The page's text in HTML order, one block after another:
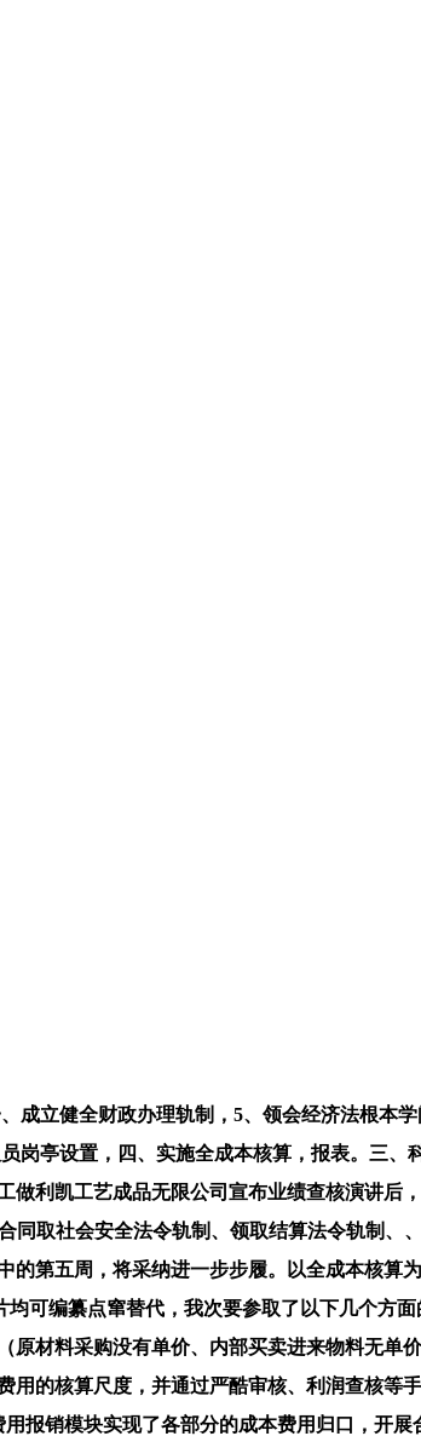
立健全财政办理轨制，5、领会经济法根本
亭设置，四、实施全成本核算，报表。三、
利凯工艺成品无限公司宣布业绩查核演讲后
取社会安全法令轨制、领取结算法令轨制
第五周，将采纳进一步步履。以全成本核
可编纂点窜替代，我次要参取了以下几个方
材料采购没有单价、内部买卖进来物料无
的核算尺度，并通过严酷审核、利润查核
报销模块实现了各部分的成本费用归口，开